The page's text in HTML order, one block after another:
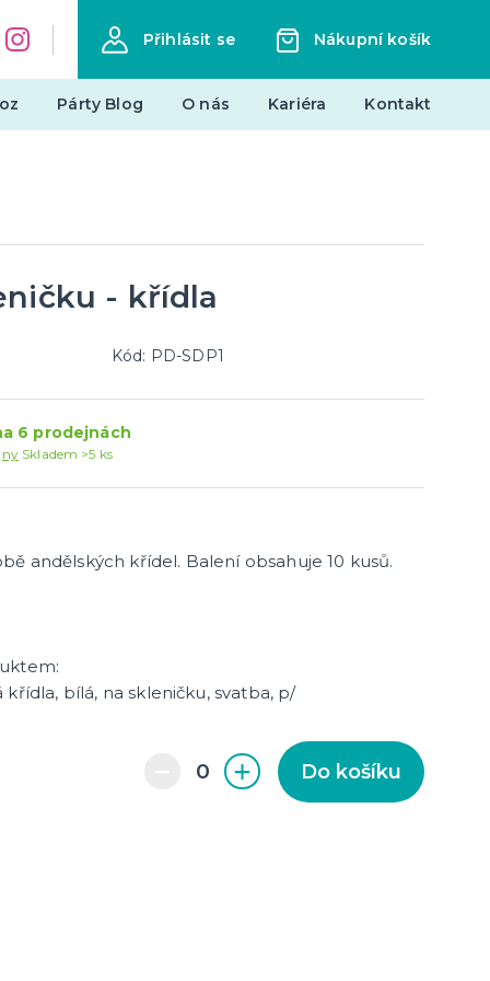
Přihlásit se Nákupní košík
Párty Blog O nás Kariéra Kontakt
Stolní hry
Nové kostýmy a doplňky
- křídla
Kód: PD-SDP1
6 prodejnách
Skladem >5 ks
andělských křídel. Balení obsahuje10 kusů.
bílá, na skleničku, svatba, p/
Do košíku